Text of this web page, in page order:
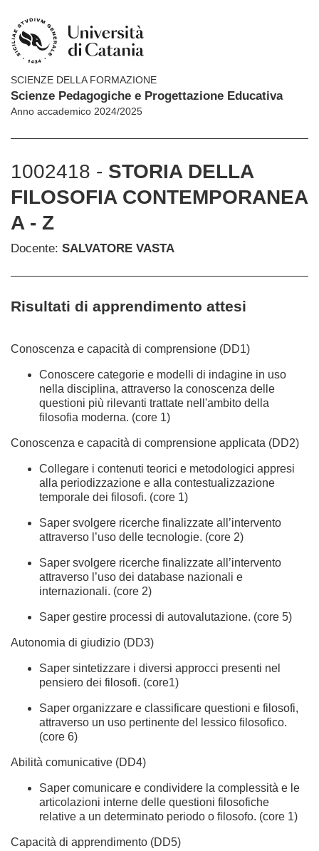
SCIENZE DELLA FORMAZIONE
Scienze Pedagogiche e Progettazione Educativa
Anno accademico 2024/2025
1002418 - STORIA DELLA
FILOSOFIA CONTEMPORANEA
A - Z
Docente: SALVATORE VASTA
Risultati di apprendimento attesi
Conoscenza e capacità di comprensione (DD1)
Conoscere categorie e modelli di indagine in uso
nella disciplina, attraverso la conoscenza delle
questioni più rilevanti trattate nell'ambito della
filosofia moderna. (core 1)
Conoscenza e capacità di comprensione applicata (DD2)
Collegare i contenuti teorici e metodologici appresi
alla periodizzazione e alla contestualizzazione
temporale dei filosofi. (core 1)
Saper svolgere ricerche finalizzate all’intervento
attraverso l’uso delle tecnologie. (core 2)
Saper svolgere ricerche finalizzate all’intervento
attraverso l’uso dei database nazionali e
internazionali. (core 2)
Saper gestire processi di autovalutazione. (core 5)
Autonomia di giudizio (DD3)
Saper sintetizzare i diversi approcci presenti nel
pensiero dei filosofi. (core1)
Saper organizzare e classificare questioni e filosofi,
attraverso un uso pertinente del lessico filosofico.
(core 6)
Abilità comunicative (DD4)
Saper comunicare e condividere la complessità e le
articolazioni interne delle questioni filosofiche
relative a un determinato periodo o filosofo. (core 1)
Capacità di apprendimento (DD5)